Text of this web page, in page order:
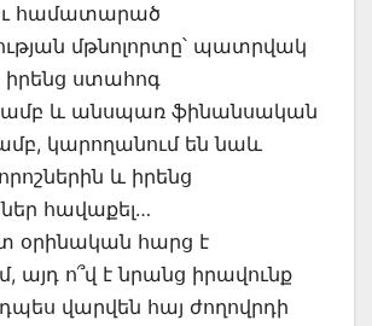
համատարած
մթնոլորտը՝ պատրվակ
իրենց ստահոգ
և անսպառ ֆինանսական
կարողանում են նաև
որոշներին և իրենց
հավաքել…
օրինական հարց է
այդ ո՞վ է նրանց իրավունք
վարվեն հայ ժողովրդի